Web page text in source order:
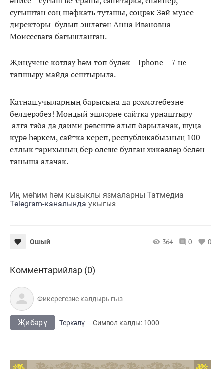
сугыштан соң шәфкать туташы, соңрак Зәй музее
директоры булып эшләгән Анна Ивановна
Моисеевага багышланган.
Җиңүчене котлау һәм төп бүләк – Iphone – 7 не
тапшыру майда оештырыла.
Катнашучыларның барысына да рәхмәтебезне
белдерәбез! Мондый эшләрне сайтка урнаштыру
алга таба да даими рәвештә алып барылачак, шуңа
күрә һәркем, сайтка кереп, республикабызның 100
еллык тарихының бер өлеше булган хикәяләр белән
таныша алачак.
Иң мөһим һәм кызыклы язмаларны Татмедиа
Telegram-каналында укыгыз
Ошый 364 0 0
Комментарийлар (0)
Җибәрү Теркәлү Cимвол калды: 1000